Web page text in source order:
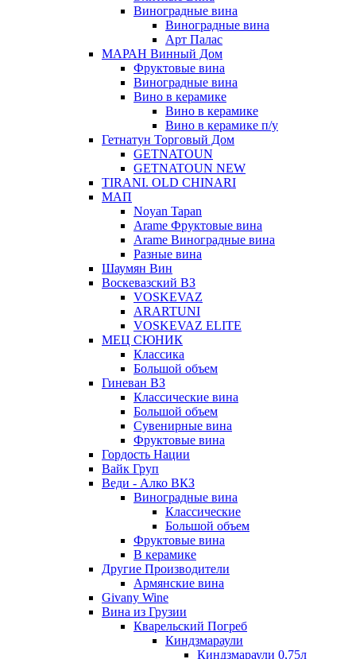
Виноградные вина
Виноградные вина
Арт Палас
МАРАН Винный Дом
Фруктовые вина
Виноградные вина
Вино в керамике
Вино в керамике
Вино в керамике п/у
Гетнатун Торговый Дом
GETNATOUN
GETNATOUN NEW
TIRANI. OLD CHINARI
МАП
Noyan Tapan
Arame Фруктовые вина
Arame Виноградные вина
Разные вина
Шаумян Вин
Воскевазский ВЗ
VOSKEVAZ
ARARTUNI
VOSKEVAZ ELITE
МЕЦ СЮНИК
Классика
Большой объем
Гиневан ВЗ
Классические вина
Большой объем
Сувенирные вина
Фруктовые вина
Гордость Нации
Вайк Груп
Веди - Алко ВКЗ
Виноградные вина
Классические
Большой объем
Фруктовые вина
В керамике
Другие Производители
Армянские вина
Givany Wine
Вина из Грузии
Кварельский Погреб
Киндзмараули
Киндзмараули 0,75л